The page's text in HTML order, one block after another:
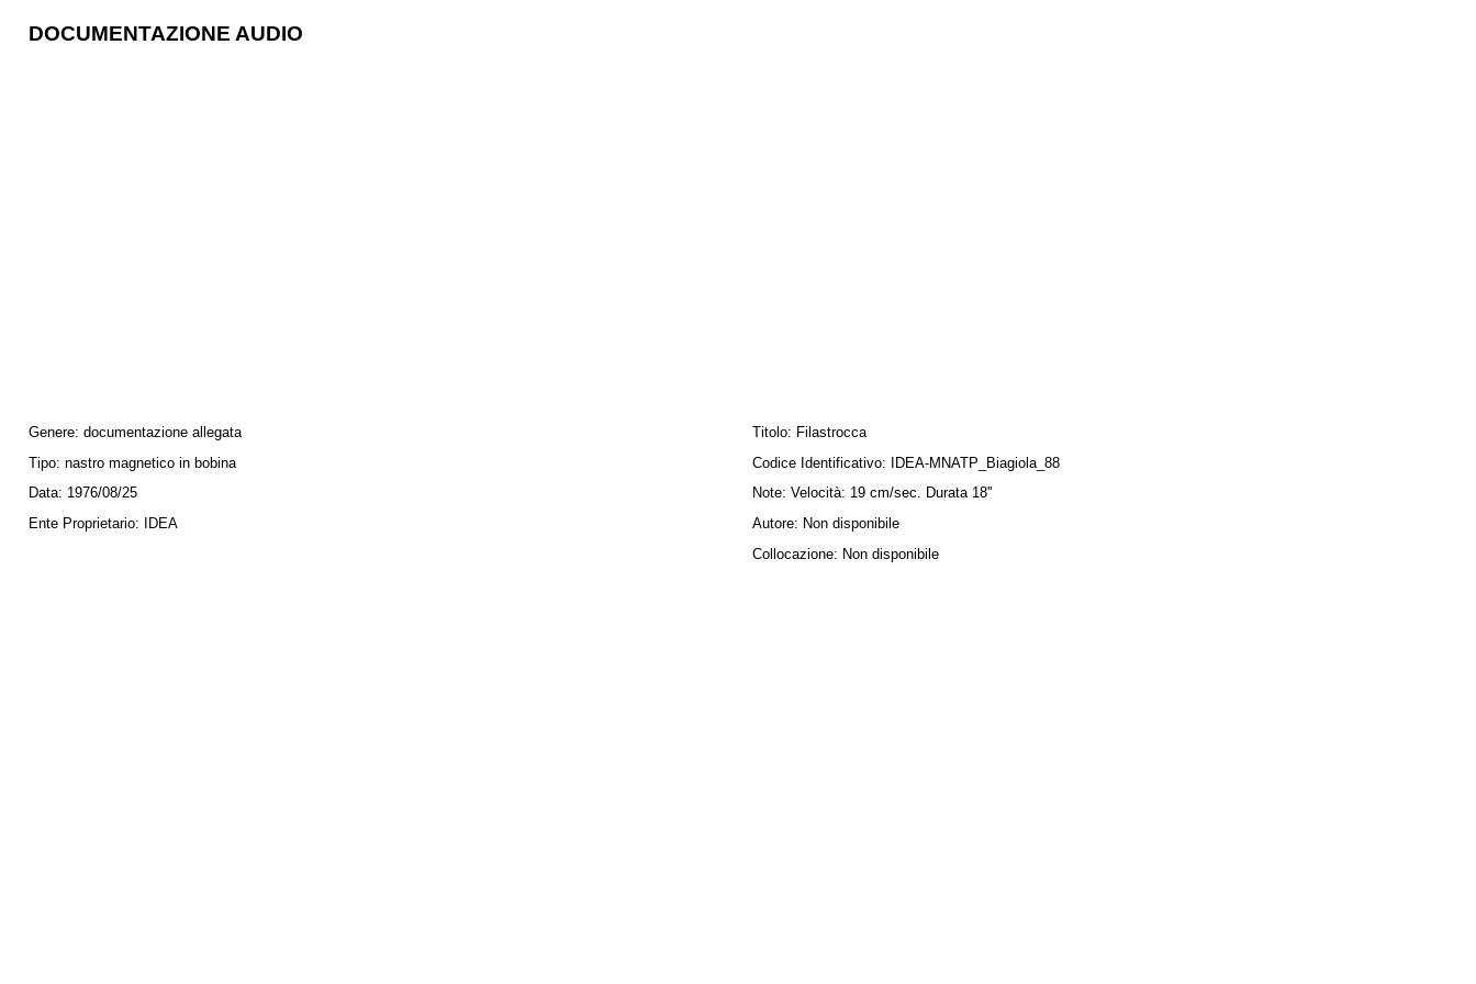
DOCUMENTAZIONE AUDIO
Genere: documentazione allegata
Tipo: nastro magnetico in bobina
Data: 1976/08/25
Ente Proprietario:
IDEA
Titolo: Filastrocca
Codice Identificativo: IDEA-MNATP_Biagiola_88
Note: Velocità: 19 cm/sec. Durata 18''
Autore: Non disponibile
Collocazione: Non disponibile